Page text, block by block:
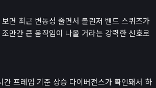
면 최근 변동성 줄면서 볼린저 밴드 스퀴즈가
만간 큰 움직임이 나올 거라는 강력한 신호로
간 프레임 기준 상승 다이버전스가 확인돼서 하